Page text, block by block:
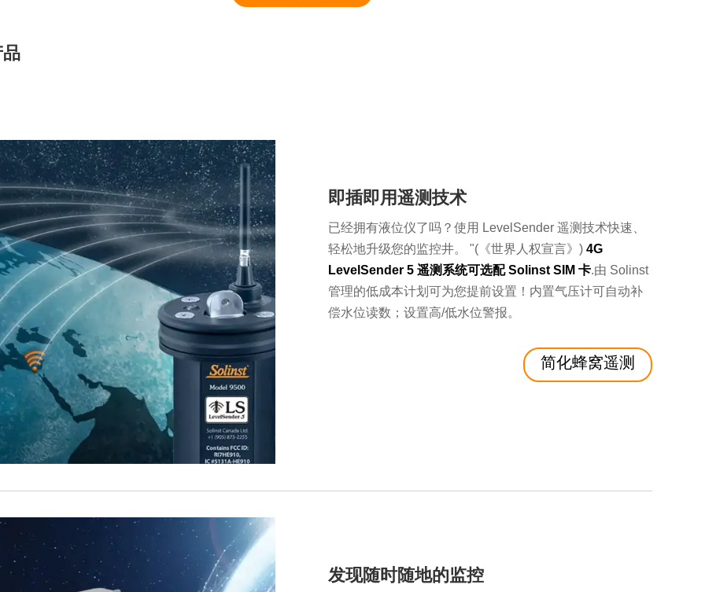
即插即用遥测技术
已经拥有液位仪了吗？使用 LevelSender 遥测技术快速、
轻松地升级您的监控井。 "(《世界人权宣言》) 4G
LevelSender 5 遥测系统可选配 Solinst SIM 卡.由 Solinst
管理的低成本计划可为您提前设置！内置气压计可自动补
偿水位读数；设置高/低水位警报。
简化蜂窝遥测
发现随时随地的监控